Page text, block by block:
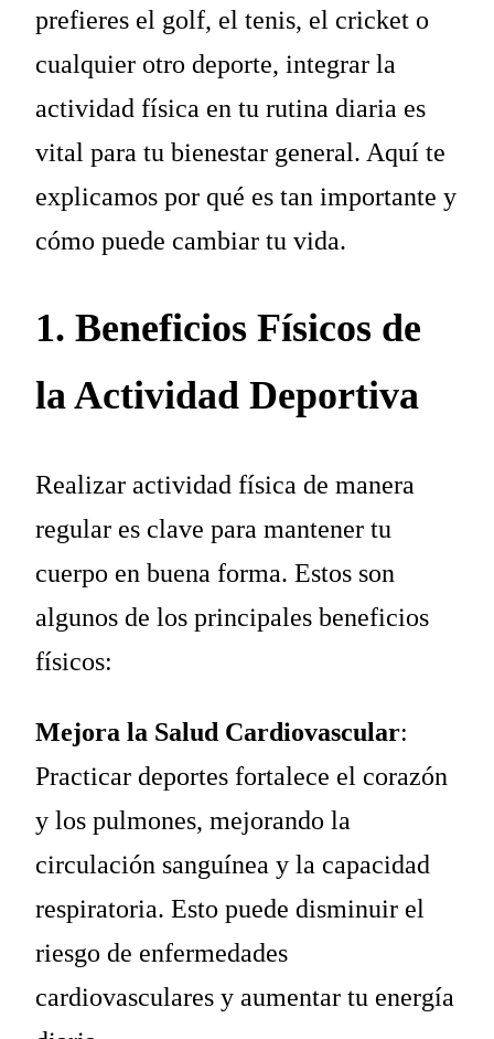
prefieres el golf, el tenis, el cricket o
cualquier otro deporte, integrar la
actividad física en tu rutina diaria es
vital para tu bienestar general. Aquí te
explicamos por qué es tan importante y
cómo puede cambiar tu vida.
1. Beneficios Físicos de
la Actividad Deportiva
Realizar actividad física de manera
regular es clave para mantener tu
cuerpo en buena forma. Estos son
algunos de los principales beneficios
físicos:
Mejora la Salud Cardiovascular:
Practicar deportes fortalece el corazón
y los pulmones, mejorando la
circulación sanguínea y la capacidad
respiratoria. Esto puede disminuir el
riesgo de enfermedades
cardiovasculares y aumentar tu energía